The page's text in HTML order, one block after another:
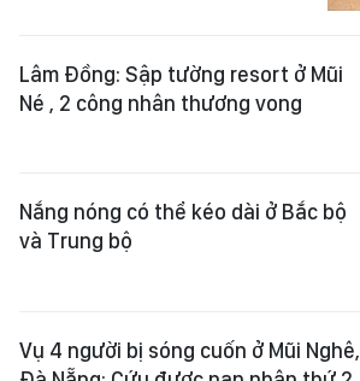
Lâm Đồng: Sập tường resort ở Mũi
Né , 2 công nhân thương vong
Nắng nóng có thể kéo dài ở Bắc bộ
và Trung bộ
Vụ 4 người bị sóng cuốn ở Mũi Nghê,